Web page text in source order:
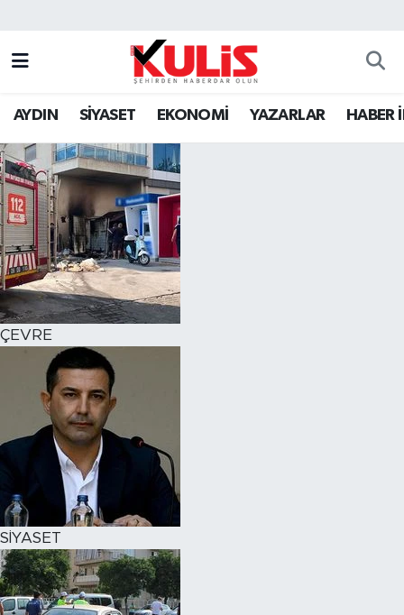
AYDIN SİYASET EKONOMİ YAZARLAR HABER
ÇEVRE
SİYASET